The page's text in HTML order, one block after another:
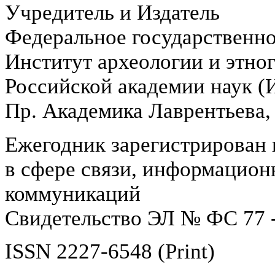
Учредитель и Издатель
Федеральное
Институт археологии и
Российской академии
Пр. Академика
Ежегодник
в сфере связи,
коммуникаций
Свидетельство ЭЛ № ФС 77
ISSN 2227-6548 (Print)